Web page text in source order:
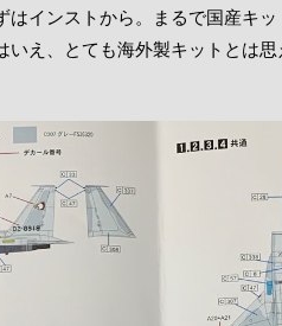
はインストから。まるで国産キ
いえ、とても海外製キットとは